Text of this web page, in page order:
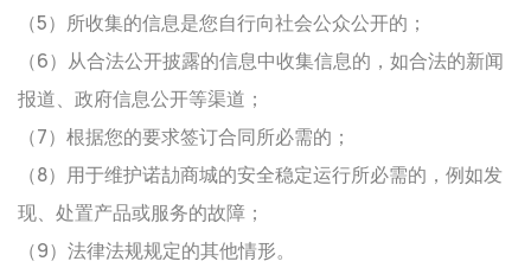
（5）所收集的信息是您自行向社会公众公开的；
（6）从合法公开披露的信息中收集信息的，如合法的新闻
报道、政府信息公开等渠道；
（7）根据您的要求签订合同所必需的；
（8）用于维护诺劼商城的安全稳定运行所必需的，例如发
现、处置产品或服务的故障；
（9）法律法规规定的其他情形。